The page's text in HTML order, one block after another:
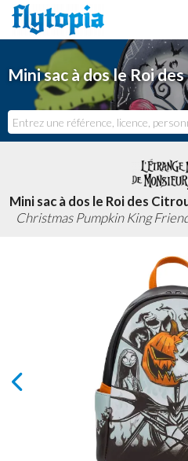
BONS
DERNIERS
Mini sac à dos le Roi
Mini sac à dos le Roi des
Christmas Pumpkin King